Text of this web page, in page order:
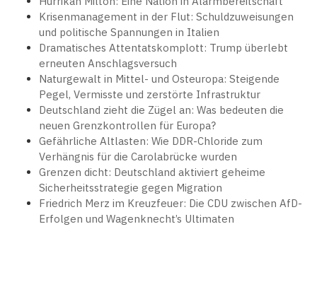
Krisenmanagement in der Flut: Schuldzuweisungen
und politische Spannungen in Italien
Dramatisches Attentatskomplott: Trump überlebt
erneuten Anschlagsversuch
Naturgewalt in Mittel- und Osteuropa: Steigende
Pegel, Vermisste und zerstörte Infrastruktur
Deutschland zieht die Zügel an: Was bedeuten die
neuen Grenzkontrollen für Europa?
Gefährliche Altlasten: Wie DDR-Chloride zum
Verhängnis für die Carolabrücke wurden
Grenzen dicht: Deutschland aktiviert geheime
Sicherheitsstrategie gegen Migration
Friedrich Merz im Kreuzfeuer: Die CDU zwischen AfD-
Erfolgen und Wagenknecht’s Ultimaten